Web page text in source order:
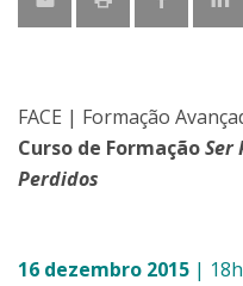
FACE | Formação
Curso de FormaçãoSer
Perdidos
16 dezembro 2015 |